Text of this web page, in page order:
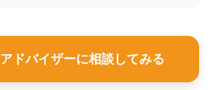
アドバイザーに相談してみる